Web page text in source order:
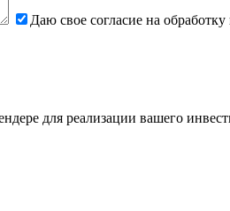
Даю свое согласие на
для реализации вашего